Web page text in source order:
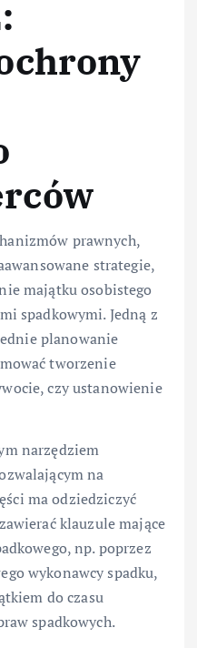
prawnych,
strategie,
majątku osobistego
spadkowymi. Jedną z
planowanie
tworzenie
czy ustanowienie
narzędziem
na
ma odziedziczyć
klauzule mające
np. poprzez
wykonawcy spadku,
do czasu
spadkowych.